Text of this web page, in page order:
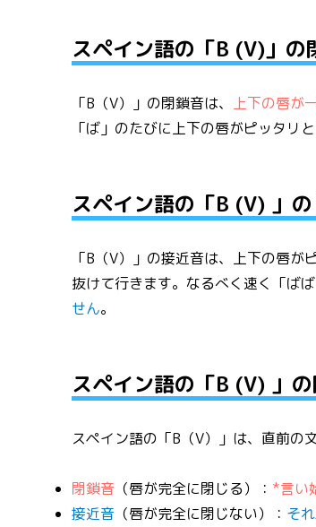
スペイン語の「B (V)」の
「B（V）」の閉鎖音は、 上下の唇が
「ば」のたびに上下の唇がピッタリと
スペイン語の「B (V) 」
「B（V）」の接近音は、上下の唇
抜けて行きます。なるべく速く「ば
せん。
スペイン語の「B (V) 」
スペイン語の「B（V）」は、直前の
閉鎖音 （唇が完全に閉じる）： *言い
接近音 （唇が完全に閉じない）： そ